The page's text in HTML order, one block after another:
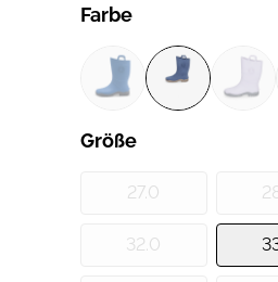
Farbe
Größe
27.0
32.0